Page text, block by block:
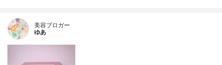
美容ブロガー
ゆあ